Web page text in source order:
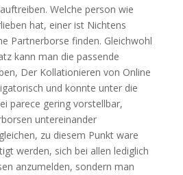
Welche person wie
hat, einer ist Nichtens
Partnerborse finden. Gleichwohl
kann man die passende
Der Kollationieren von Online
und konnte unter die
parece gering vorstellbar,
untereinander
zu diesem Punkt ware
werden, sich bei allen lediglich
anzumelden, sondern man